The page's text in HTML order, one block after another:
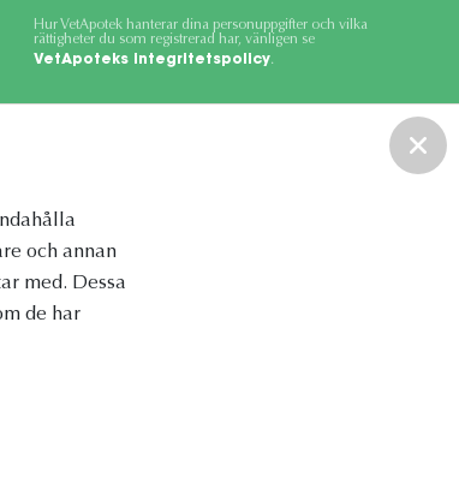
och annan
med. Dessa
de har
Hur VetApotek hanterar dina personuppgifter och vilka
rättigheter du som registrerad har, vänligen se
VetApoteks integritetspolicy.